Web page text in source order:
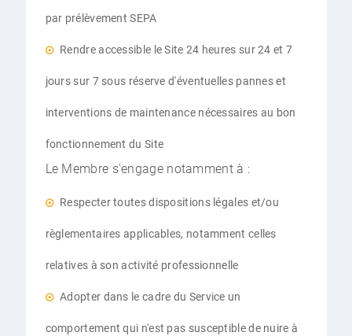
par prélèvement SEPA
Rendre accessible le Site 24 heures sur 24 et 7
jours sur 7 sous réserve d'éventuelles pannes et
interventions de maintenance nécessaires au bon
fonctionnement du Site
Le Membre s'engage notamment à :
Respecter toutes dispositions légales et/ou
règlementaires applicables, notamment celles
relatives à son activité professionnelle
Adopter dans le cadre du Service un
comportement qui n'est pas susceptible de nuire à